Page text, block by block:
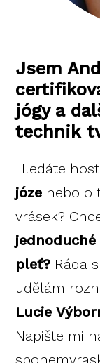
Jsem
jógy a
technik
Hledáte
józe nebo o
vrásek?
pleť? Ráda
udělám
Lucie
Napište mi